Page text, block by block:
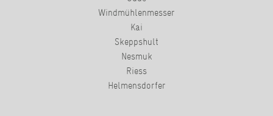
Windmühlenmesser
Kai
Skeppshult
Nesmuk
Riess
Helmensdorfer